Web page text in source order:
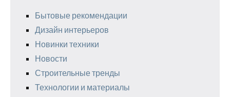
Бытовые рекомендации
Дизайн интерьеров
Новинки техники
Новости
Строительные тренды
Технологии и материалы